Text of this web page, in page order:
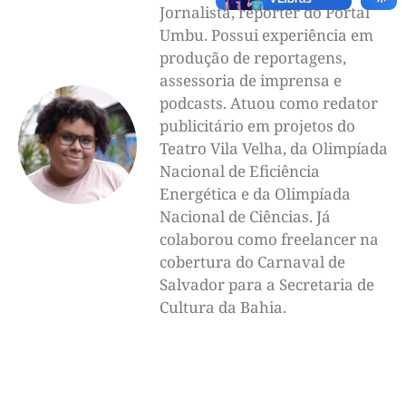
Jornalista, repórter do Portal
Umbu. Possui experiência em
produção de reportagens,
assessoria de imprensa e
podcasts. Atuou como redator
publicitário em projetos do
Teatro Vila Velha, da Olimpíada
Nacional de Eficiência
Energética e da Olimpíada
Nacional de Ciências. Já
colaborou como freelancer na
cobertura do Carnaval de
Salvador para a Secretaria de
Cultura da Bahia.